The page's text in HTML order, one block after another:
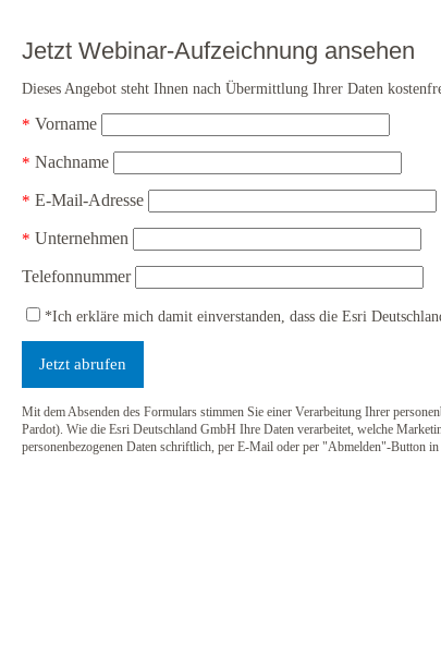
Jetzt Webinar-Aufzeichnung ansehen
Dieses Angebot steht Ihnen nach Übermittlung Ihrer Daten
Vorname
Nachname
E-Mail-Adresse
Unternehmen
Telefonnummer
*Ich erkläre mich damit einverstanden, dass die Esri
Mit dem Absenden des Formulars stimmen Sie einer Verarbeitung Ihrer
Pardot). Wie die Esri Deutschland GmbH Ihre Daten verarbeitet, welche
personenbezogenen Daten schriftlich, per E-Mail oder per "Abmelden"-Button